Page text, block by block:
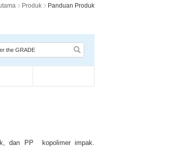
Produk Panduan Produk
dan PP kopolimer impak.